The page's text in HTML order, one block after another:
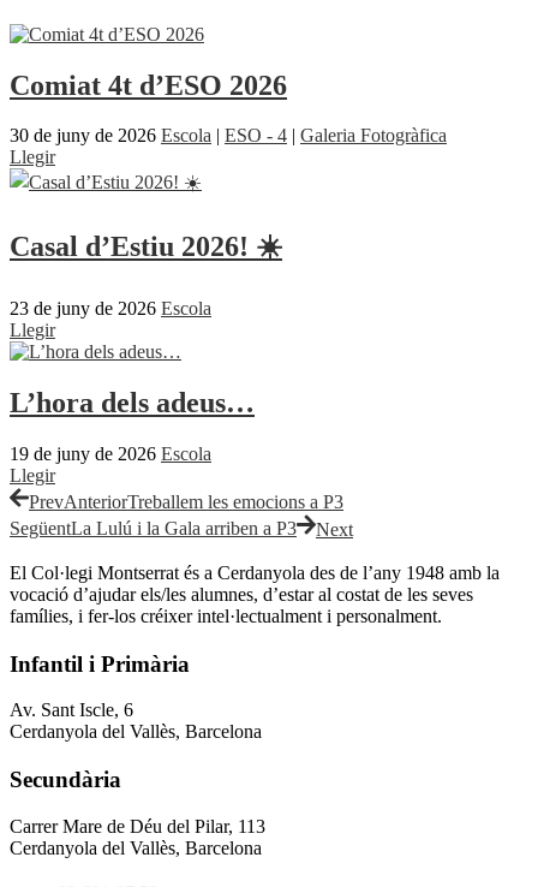
Comiat 4t d’ESO 2026
30 de juny de 2026 Escola ESO - 4
Galeria Fotogràfica
Llegir
Casal d’Estiu 2026! ☀️
23 de juny de 2026 Escola
Llegir
L’hora dels adeus…
19 de juny de 2026 Escola
Llegir
PrevAnteriorTreballem les emocions a P3
SegüentLa Lulú i la Gala arriben a P3 Next
El Col·legi Montserrat és a Cerdanyola des de l’any 1948 amb la
vocació d’ajudar els/les alumnes, d’estar al costat de les seves
famílies, i fer-los créixer intel·lectualment i personalment.
Infantil i Primària
Av. Sant Iscle, 6
Cerdanyola del Vallès, Barcelona
Secundària
Carrer Mare de Déu del Pilar, 113
Cerdanyola del Vallès, Barcelona